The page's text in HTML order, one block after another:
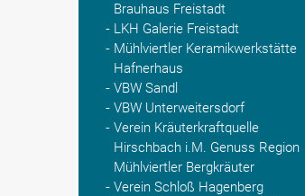
Brauhaus Freistadt
LKH Galerie Freistadt
Mühlviertler Keramikwerkstätte
Hafnerhaus
VBW Sandl
VBW Unterweitersdorf
Verein Kräuterkraftquelle
Hirschbach i.M. Genuss Region
Mühlviertler Bergkräuter
Verein Schloß Hagenberg